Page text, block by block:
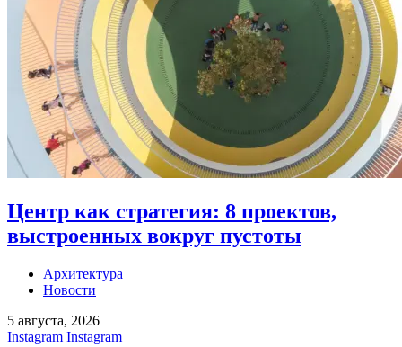
Центр как стратегия: 8 проектов,
выстроенных вокруг пустоты
Архитектура
Новости
5 августа, 2026
Instagram Instagram